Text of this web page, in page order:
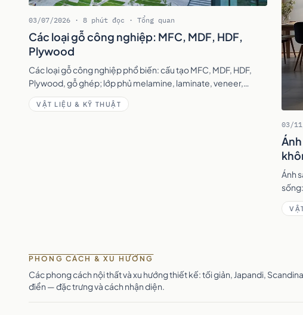
03/07/2026 · 8 phút đọc · Tổng quan
Các loại gỗ công nghiệp: MFC, MDF, HDF,
Plywood
Các loại gỗ công nghiệp phổ biến: cấu tạo MFC, MDF, HDF,
Plywood, gỗ ghép; lớp phủ melamine, laminate, veneer,
acrylic và cách chọn theo từng khu vực.
VẬT LIỆU & KỸ THUẬT
03/
Ánh
vật
PHONG CÁCH & XU HƯỚNG
Các phong cách nội thất và xu hướng thiết kế: tối giản, Japandi,
điển — đặc trưng và cách nhận diện.